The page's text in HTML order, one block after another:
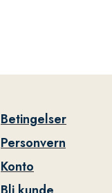
Betingelser
Personvern
Konto